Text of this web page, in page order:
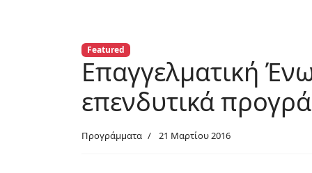
Featured
Επαγγελματική
επενδυτικά
Προγράμματα 21 Μαρτίου 2016